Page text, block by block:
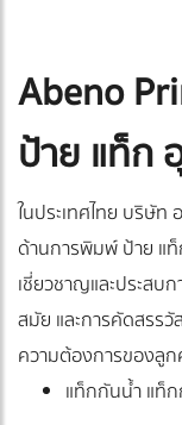
Abeno
ป้าย แท็ก
ในประเทศไทย บริษัท
ด้านการพิมพ์ ป้าย แ
เชี่ยวชาญและประสบ
สมัย และการคัดสรร
ความต้องการของลูก
แท็กกันน้ำ แท็